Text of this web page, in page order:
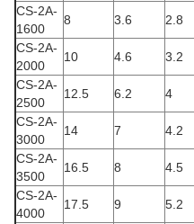
CS-2A-
1600
8 3.6 2.8
CS-2A-
2000
10 4.6 3.2
CS-2A-
2500
12.5 6.2 4
CS-2A-
3000
14 7 4.2
CS-2A-
3500
16.5 8 4.5
CS-2A-
4000
17.5 9 5.2